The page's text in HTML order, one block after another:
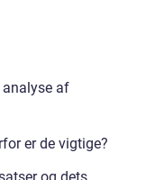
analyse af
er de vigtige?